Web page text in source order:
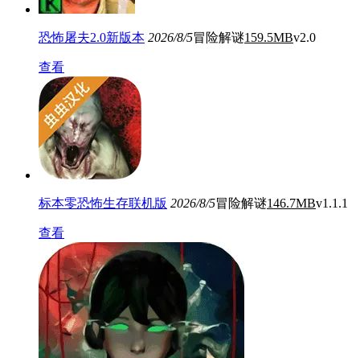
恐怖屠夫2.0新版本 2026/8/5冒险解谜159.5MBv2.0
查看
标本零恐怖生存联机版 2026/8/5冒险解谜146.7MBv1.1.1
查看